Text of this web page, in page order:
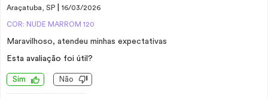
Araçatuba, SP 16/03/2026
COR: NUDE MARROM 120
Maravilhoso, atendeu minhas expectativas
Esta avaliação foi útil?
Sim Não